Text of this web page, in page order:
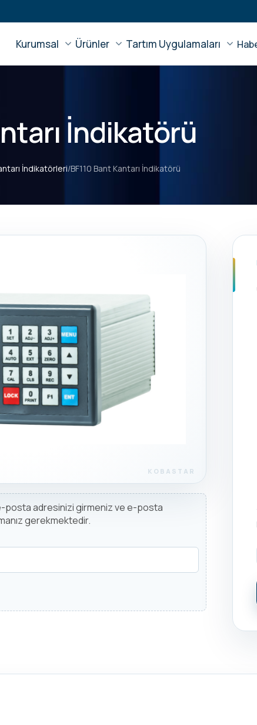
Kurumsal Ürünler Tartım Uygulamaları
İndikatörü
İndikatörleri/BF110 Bant Kantarı İndikatörü
posta adresinizi girmeniz ve e-posta
gerekmektedir.